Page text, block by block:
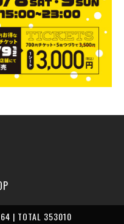
| TOTAL 353010